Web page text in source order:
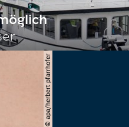
© apa/herbert pfarrhofer